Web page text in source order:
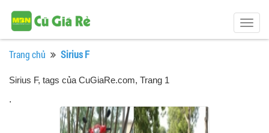
Trang chủ Sirius F
Sirius F, tags của CuGiaRe.com, Trang 1
.